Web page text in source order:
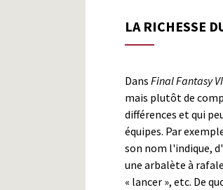
LA RICHESSE
Dans Final Fantasy
mais plutôt de
différences et qui
équipes. Par
son nom l'indique,
une arbalète à
« lancer », etc. De